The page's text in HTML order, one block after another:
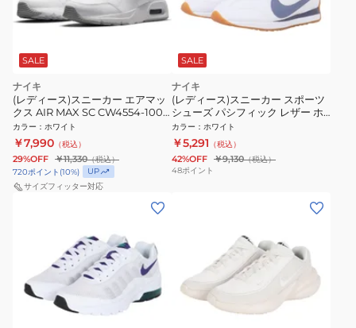
SALE
ナイキ
(レディース)スニーカー エアマッ
クス AIR MAX SC CW4554-100
スポーツシューズ ホワイト 白 通
学 学生
カラー ： ホワイト
￥7,990 （税込）
29%OFF ￥11,330（税込）
720ポイント (10%)
UP
サイズフィッター対応
SALE
ナイキ
(レディース)スニーカー スポーツ
シューズ パシフィック レザー ホ
ワイト HV6430-100 カジュアル
シューズ
カラー ： ホワイト
￥5,291 （税込）
42%OFF ￥9,130（税込）
48ポイント